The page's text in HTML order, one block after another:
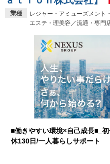
業種
レジャー・アミューズメント
エステ・理美容／流通・専門
■働きやすい環境×自己成長■_
休130日/一人暮らしサポート